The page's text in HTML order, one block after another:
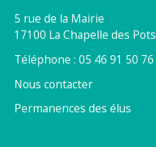
5 rue de la Mairie
17100 La Chapelle des Pots
Téléphone : 05 46 91 50 76
Nous contacter
Permanences des élus